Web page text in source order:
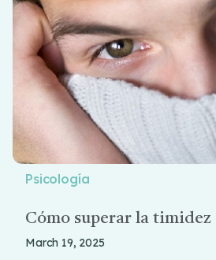
Psicología
Cómo superar la timidez
March 19, 2025